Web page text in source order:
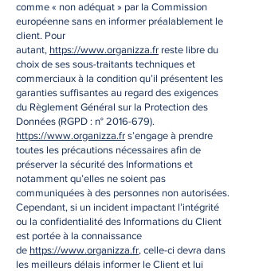
comme « non adéquat » par la Commission
européenne sans en informer préalablement le
client. Pour
autant, https://www.organizza.fr reste libre du
choix de ses sous-traitants techniques et
commerciaux à la condition qu’il présentent les
garanties suffisantes au regard des exigences
du Règlement Général sur la Protection des
Données (RGPD : n° 2016-679).
https://www.organizza.fr s’engage à prendre
toutes les précautions nécessaires afin de
préserver la sécurité des Informations et
notamment qu’elles ne soient pas
communiquées à des personnes non autorisées.
Cependant, si un incident impactant l’intégrité
ou la confidentialité des Informations du Client
est portée à la connaissance
de https://www.organizza.fr, celle-ci devra dans
les meilleurs délais informer le Client et lui